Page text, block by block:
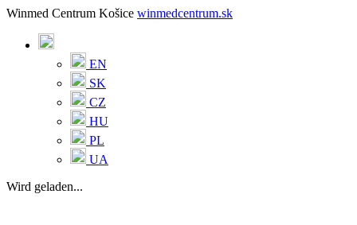
Winmed Centrum Košice winmedcentrum.sk
EN
SK
CZ
HU
PL
UA
Wird geladen...